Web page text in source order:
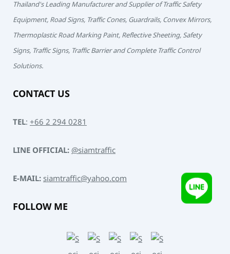
Thailand's Leading Manufacturer and Supplier of Traffic Safety
Equipment, Road Signs, Traffic Cones, Guardrails, Convex Mirrors,
Thermoplastic Road Marking Paint, Reflective Sheeting, Safety
Signs, Traffic Signs, Traffic Barrier and Complete Traffic Control
Solutions.
CONTACT US
TEL: +66 2 294 0281
LINE OFFICIAL:@siamtraffic
E-MAIL:siamtraffic@yahoo.com
FOLLOW ME